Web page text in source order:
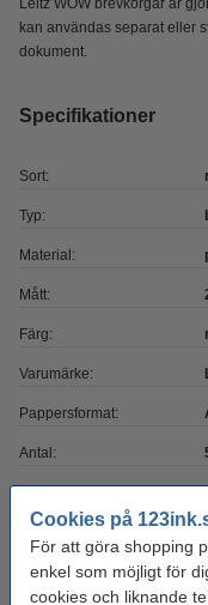
Cookies på
För att göra shopping
enkel som möjligt för
cookies och liknande
Leitz WOW brevkorgar är
kan användas separat eller
dokument.
Specifikationer
Sort:
Typ:
Material:
Mått:
Färg:
Varumärke:
Pappersformat:
Antal:
Glöm inte att beställa!
Tejphållare
33m |
130 kr